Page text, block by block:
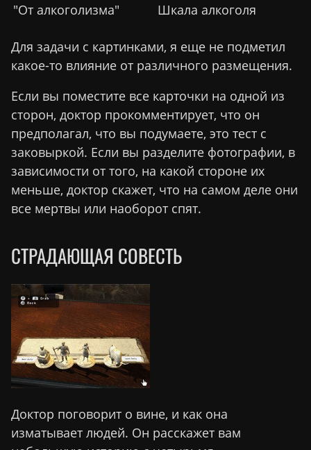
"От алкоголизма"
Шкала алкоголя
Для задачи с картинками, я еще не подметил
какое-то влияние от различного размещения.
Если вы поместите все карточки на одной из
сторон, доктор прокомментирует, что он
предполагал, что вы подумаете, это тест с
заковыркой. Если вы разделите фотографии, в
зависимости от того, на какой стороне их
меньше, доктор скажет, что на самом деле они
все мертвы или наоборот спят.
СТРАДАЮЩАЯ СОВЕСТЬ
Доктор поговорит о вине, и как она
изматывает людей. Он расскажет вам